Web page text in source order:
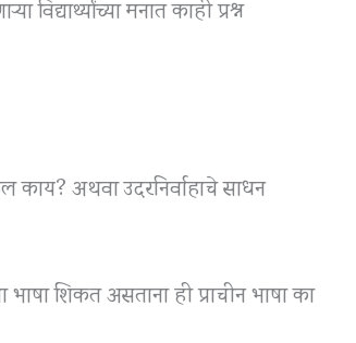
अथवा उदरनिर्वाहाचे साधन
शिकत असताना ही प्राचीन भाषा का